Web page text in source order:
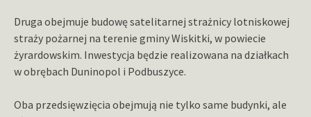
Druga obejmuje budowę satelitarnej strażnicy lotniskowej
straży pożarnej na terenie gminy Wiskitki, w powiecie
żyrardowskim. Inwestycja będzie realizowana na działkach
w obrębach Duninopol i Podbuszyce.
Oba przedsięwzięcia obejmują nie tylko same budynki, ale